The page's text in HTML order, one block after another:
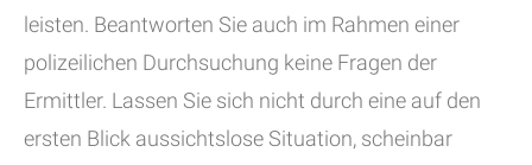
leisten. Beantworten Sie auch im Rahmen einer
polizeilichen Durchsuchung keine Fragen der
Ermittler. Lassen Sie sich nicht durch eine auf den
ersten Blick aussichtslose Situation, scheinbar